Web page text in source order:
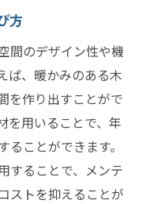
方
間のデザイン性や機
ば、暖かみのある木
を作り出すことがで
を用いることで、年
ことができます。
することで、メンテ
ストを抑えることが